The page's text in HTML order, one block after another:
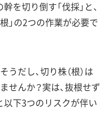
を切り倒す「伐採」と、
」の2つの作業が必要で
だし、切り株（根）は
せんか？実は、抜根せず
下3つのリスクが伴い